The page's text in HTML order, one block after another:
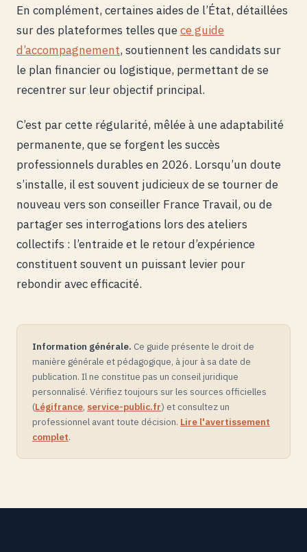
En complément, certaines aides de l’État, détaillées
sur des plateformes telles quece guide
d’accompagnement, soutiennent les candidats sur
le plan financier ou logistique, permettant de se
recentrer sur leur objectif principal.
C’est par cette régularité, mêlée à une adaptabilité
permanente, que se forgent les succès
professionnels durables en 2026. Lorsqu’un doute
s’installe, il est souvent judicieux de se tourner de
nouveau vers son conseiller France Travail, ou de
partager ses interrogations lors des ateliers
collectifs : l’entraide et le retour d’expérience
constituent souvent un puissant levier pour
rebondir avec efficacité.
Information générale. Ce guide présente le droit de
manière générale et pédagogique, à jour à sa date de
publication. Il ne constitue pas un conseil juridique
personnalisé. Vérifiez toujours sur les sources officielles
(Légifrance, service-public.fr) et consultez un
professionnel avant toute décision. Lire l'avertissement
complet.